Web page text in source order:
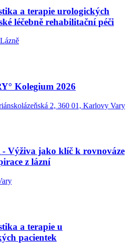
a terapie urologických
léčebně rehabilitační péči
Kolegium 2026
2, 360 01, Karlovy Vary
Výživa jako klíč k rovnováze
z lázní
a terapie u
pacientek